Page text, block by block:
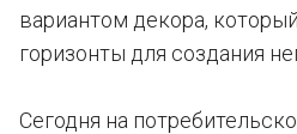
вариантом декора,
горизонты для создания
Сегодня на